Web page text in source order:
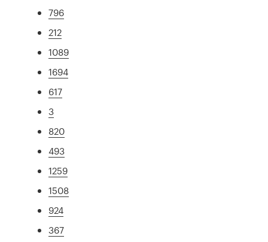
796
212
1089
1694
617
3
820
493
1259
1508
924
367